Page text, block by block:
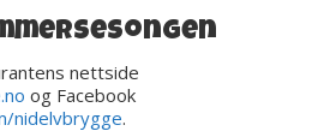
nettside
og Facebook
nidelvbrygge.